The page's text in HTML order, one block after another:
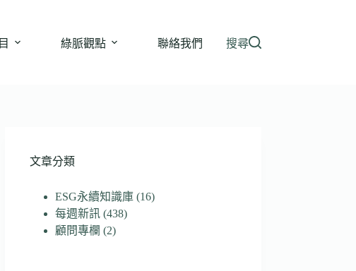
綠脈觀點 聯絡我們 搜尋
文章分類
ESG永續知識庫(16)
每週新訊(438)
顧問專欄 (2)